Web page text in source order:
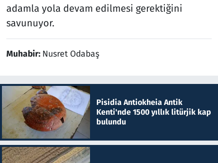
adamla yola devam edilmesi gerektiğini
savunuyor.
Muhabir: Nusret Odabaş
Pisidia Antiokheia Antik
Kenti'nde 1500 yıllık litürjik kap
bulundu